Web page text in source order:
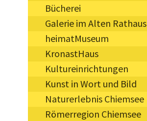
Bücherei
Galerie im Alten Rathaus
heimatMuseum
KronastHaus
Kultureinrichtungen
Kunst in Wort und Bild
Naturerlebnis Chiemsee
Römerregion Chiemsee